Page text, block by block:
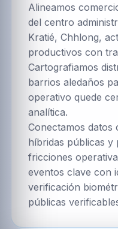
Alineamos
del centro
Kratié, Chhlong,
productivos con
Cartografiamos
barrios aledaños
operativo quede
analítica.
Conectamos datos
híbridas públicas y
fricciones
eventos clave con
verificación
públicas